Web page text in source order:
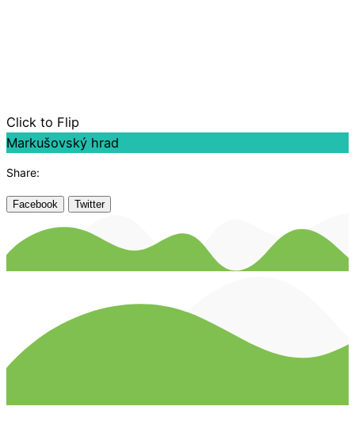
Click to Flip
Markušovský hrad
Share:
Facebook Twitter